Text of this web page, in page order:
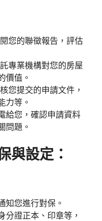
您的聯徵報告，評估
專業機構對您的房屋
價值。
您提交的申請文件，
力等。
給您，確認申請資料
問題。
與設定：
知您進行對保。
分證正本、印章等，